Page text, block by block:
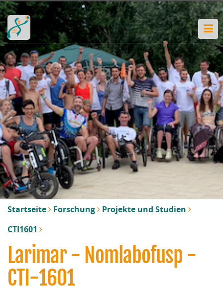
Startseite Forschung
Projekte und Studien
CTI1601
Larimar - Nomlabofusp -
CTI-1601